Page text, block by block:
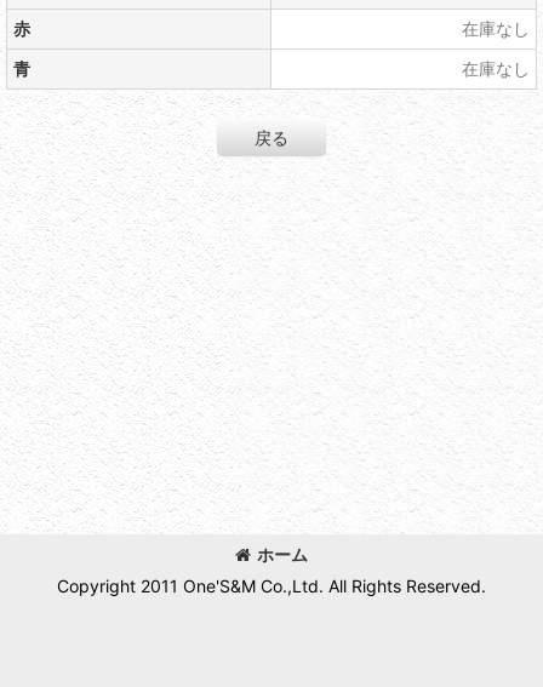
赤
在庫なし
青
在庫なし
戻る
ホーム
Copyright 2011 One'S&M Co.,Ltd. All Rights Reserved.